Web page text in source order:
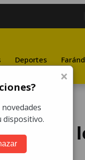
Deportes
y
×
dispositivo.